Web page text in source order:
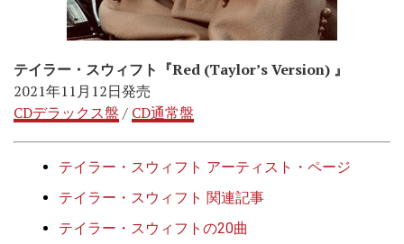
テイラー・スウィフト『Red (Taylor’s Version) 』
2021年11月12日発売
CDデラックス盤 / CD通常盤
テイラー・スウィフト アーティスト・ページ
テイラー・スウィフト 関連記事
テイラー・スウィフトの20曲